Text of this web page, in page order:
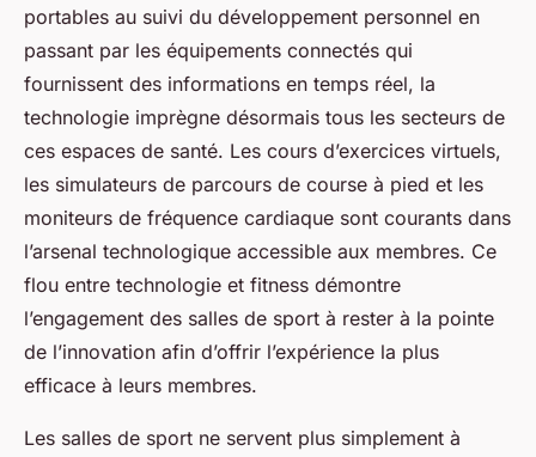
portables au suivi du développement personnel en
passant par les équipements connectés qui
fournissent des informations en temps réel, la
technologie imprègne désormais tous les secteurs de
ces espaces de santé. Les cours d’exercices virtuels,
les simulateurs de parcours de course à pied et les
moniteurs de fréquence cardiaque sont courants dans
l’arsenal technologique accessible aux membres. Ce
flou entre technologie et fitness démontre
l’engagement des salles de sport à rester à la pointe
de l’innovation afin d’offrir l’expérience la plus
efficace à leurs membres.
Les salles de sport ne servent plus simplement à